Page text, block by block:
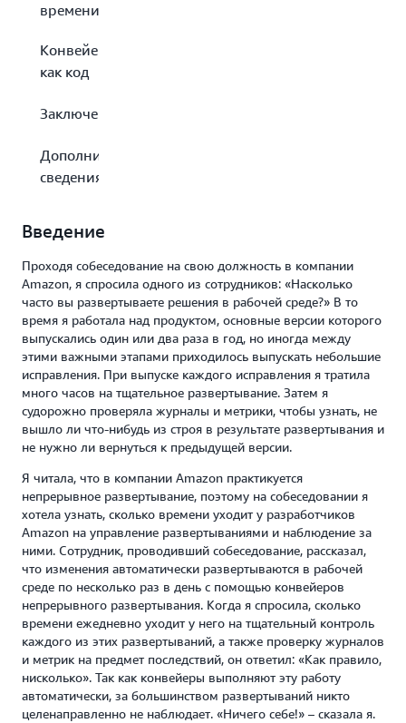
времени
Конвейеры
как код
Заключение
Дополнительные
сведения
Введение
Проходя собеседование на свою должность в компании
Amazon, я спросила одного из сотрудников: «Насколько
часто вы развертываете решения в рабочей среде?» В то
время я работала над продуктом, основные версии которого
выпускались один или два раза в год, но иногда между
этими важными этапами приходилось выпускать небольшие
исправления. При выпуске каждого исправления я тратила
много часов на тщательное развертывание. Затем я
судорожно проверяла журналы и метрики, чтобы узнать, не
вышло ли что-нибудь из строя в результате развертывания и
не нужно ли вернуться к предыдущей версии.
Я читала, что в компании Amazon практикуется
непрерывное развертывание, поэтому на собеседовании я
хотела узнать, сколько времени уходит у разработчиков
Amazon на управление развертываниями и наблюдение за
ними. Сотрудник, проводивший собеседование, рассказал,
что изменения автоматически развертываются в рабочей
среде по несколько раз в день с помощью конвейеров
непрерывного развертывания. Когда я спросила, сколько
времени ежедневно уходит у него на тщательный контроль
каждого из этих развертываний, а также проверку журналов
и метрик на предмет последствий, он ответил: «Как правило,
нисколько». Так как конвейеры выполняют эту работу
автоматически, за большинством развертываний никто
целенаправленно не наблюдает. «Ничего себе!» – сказала я.